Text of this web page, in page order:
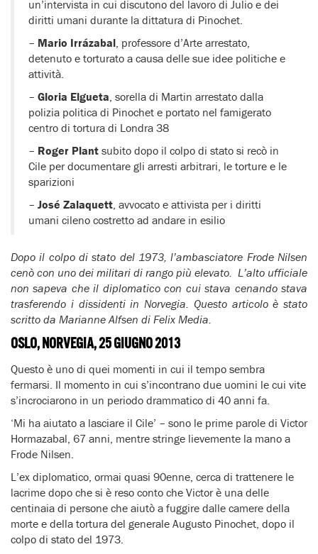
un’intervista in cui discutono del lavoro di Julio e dei
diritti umani durante la dittatura di Pinochet.
– Mario Irrázabal, professore d’Arte arrestato,
detenuto e torturato a causa delle sue idee politiche e
attività.
– Gloria Elgueta, sorella di Martin arrestato dalla
polizia politica di Pinochet e portato nel famigerato
centro di tortura di Londra 38
– Roger Plant subito dopo il colpo di stato si recò in
Cile per documentare gli arresti arbitrari, le torture e le
sparizioni
– José Zalaquett, avvocato e attivista per i diritti
umani cileno costretto ad andare in esilio
Dopo il colpo di stato del 1973, l’ambasciatore Frode Nilsen
cenò con uno dei militari di rango più elevato. L’alto ufficiale
non sapeva che il diplomatico con cui stava cenando stava
trasferendo i dissidenti in Norvegia. Questo articolo è stato
scritto da Marianne Alfsen di Felix Media.
OSLO, NORVEGIA, 25 GIUGNO 2013
Questo è uno di quei momenti in cui il tempo sembra
fermarsi. Il momento in cui s’incontrano due uomini le cui vite
s’incrociarono in un periodo drammatico di 40 anni fa.
‘Mi ha aiutato a lasciare il Cile’ – sono le prime parole di Victor
Hormazabal, 67 anni, mentre stringe lievemente la mano a
Frode Nilsen.
L’ex diplomatico, ormai quasi 90enne, cerca di trattenere le
lacrime dopo che si è reso conto che Victor è una delle
centinaia di persone che aiutò a fuggire dalle camere della
morte e della tortura del generale Augusto Pinochet, dopo il
colpo di stato del 1973.